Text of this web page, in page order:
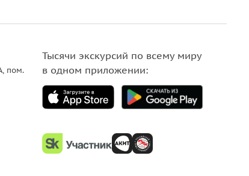
пом.
Тысячи экскурсий по всему миру
в одном приложении: